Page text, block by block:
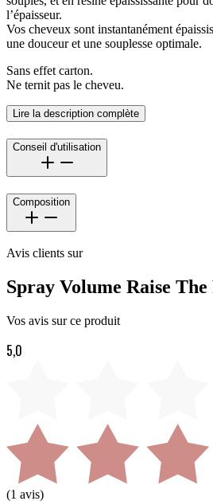
l’épaisseur.
Vos cheveux sont instantanément
une douceur et une souplesse optimale.
Sans effet carton.
Ne ternit pas le cheveu.
Lire la description complète
Conseil d'utilisation
Composition
Avis clients sur
Spray Volume Raise The
Vos avis sur ce produit
5,0
(1 avis)